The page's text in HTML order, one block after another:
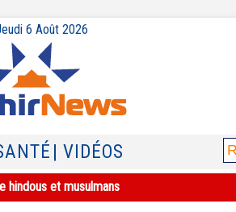
6 Août 2026
| VIDÉOS
hindous et musulmans